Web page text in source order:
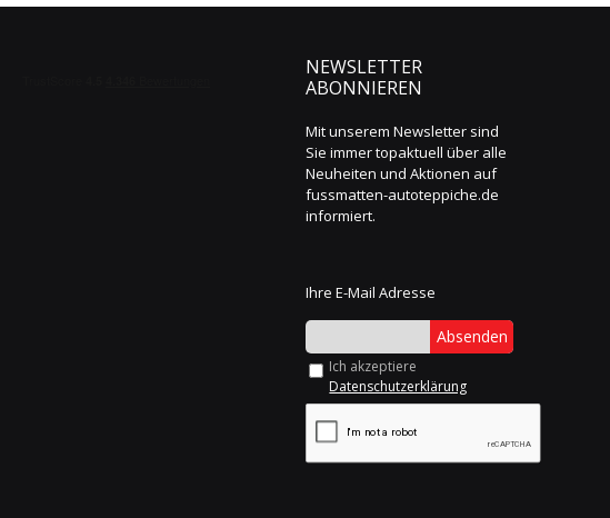
NEWSLETTER
ABONNIEREN
Mit unserem Newsletter sind
Sie immer topaktuell über alle
Neuheiten und Aktionen auf
fussmatten-autoteppiche.de
informiert.
Ihre E-Mail Adresse
Absenden
Ich akzeptiere
Datenschutzerklärung